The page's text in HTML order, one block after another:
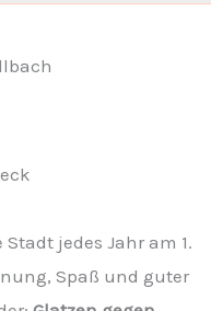
jedes Jahr am 1.
Spaß und guter